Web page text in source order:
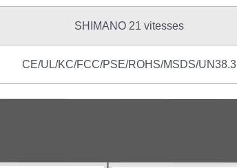
SHIMANO 21 vitesses
CE/UL/KC/FCC/PSE/ROHS/MSDS/UN38.3